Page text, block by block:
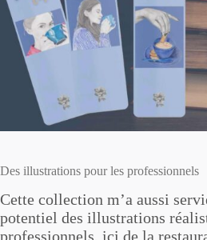
Des illustrations pour les professionnels
Cette collection m’a aussi
potentiel des illustrations
professionnels, ici de la